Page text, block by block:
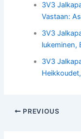
3V3
Vastaan:
3V3
lukeminen,
3V3
PREVIOUS